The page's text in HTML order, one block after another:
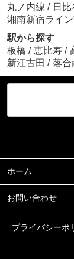
丸ノ内線 / 日
湘南新宿ライ
駅から探す
板橋 / 恵比寿 /
新江古田 / 落合
ホーム
お問い合わせ
プライバシーポ